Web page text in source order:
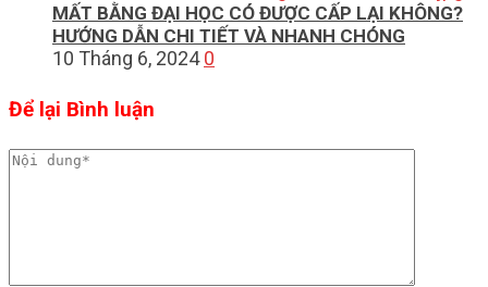
MẤT BẰNG ĐẠI HỌC CÓ ĐƯỢC CẤP LẠI KHÔNG?
HƯỚNG DẪN CHI TIẾT VÀ NHANH CHÓNG
10 Tháng 6, 2024 0
Để lại Bình luận